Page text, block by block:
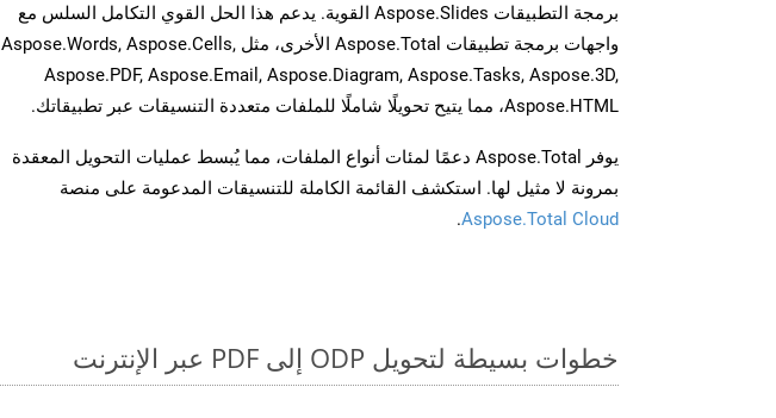
برمجة التطبيقات Aspose.Slides القوية. يدعم هذا الحل القوي التكامل السلس مع
واجهات برمجة تطبيقات Aspose.Total الأخرى، مثل Aspose.Words, Aspose.Cells,
Aspose.PDF, Aspose.Email, Aspose.Diagram, Aspose.Tasks, Aspose.3D,
Aspose.HTML، مما يتيح تحويلًا شاملًا للملفات متعددة التنسيقات عبر تطبيقاتك.
يوفر Aspose.Total دعمًا لمئات أنواع الملفات، مما يُبسط عمليات التحويل المعقدة
بمرونة لا مثيل لها. استكشف القائمة الكاملة للتنسيقات المدعومة على منصة
Aspose.Total Cloud
.
خطوات بسيطة لتحويل ODP إلى PDF عبر الإنترنت